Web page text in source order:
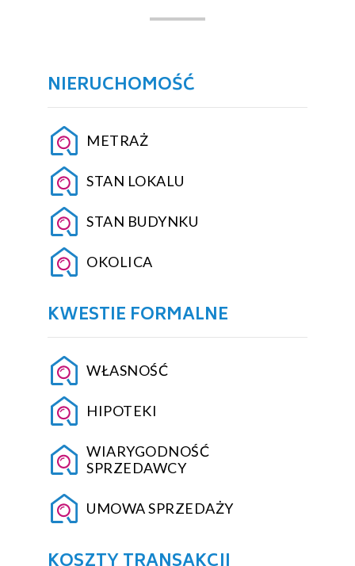
NIERUCHOMOŚĆ
METRAŻ
STAN LOKALU
STAN BUDYNKU
OKOLICA
KWESTIE FORMALNE
WŁASNOŚĆ
HIPOTEKI
WIARYGODNOŚĆ
SPRZEDAWCY
UMOWA SPRZEDAŻY